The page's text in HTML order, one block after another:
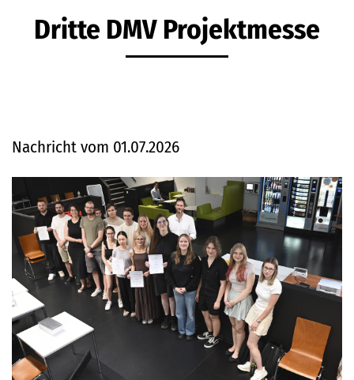
Dritte DMV Projektmesse
Nachricht vom 01.07.2026